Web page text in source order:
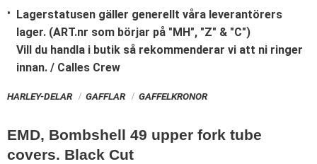
Lagerstatusen gäller generellt våra leverantörers
lager. (ART.nr som börjar på "MH", "Z" & "C")
Vill du handla i butik så rekommenderar vi att ni ringer
innan. / Calles Crew
HARLEY-DELAR GAFFLAR GAFFELKRONOR
EMD, Bombshell 49 upper fork tube
covers. Black Cut